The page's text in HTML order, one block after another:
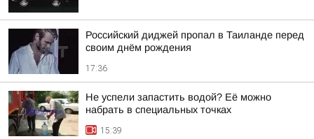
Российский диджей пропал в Таиланде перед
своим днём рождения
17:36
Не успели запастить водой? Её можно
набрать в специальных точках
15:39